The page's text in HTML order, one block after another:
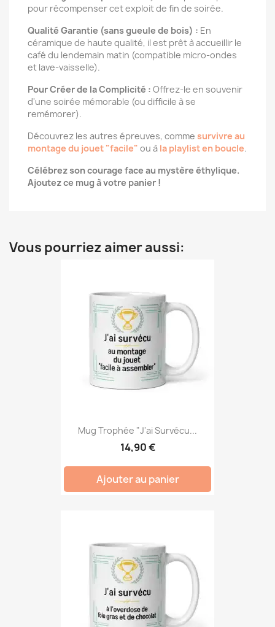
pour récompenser cet exploit de fin de soirée.
Qualité Garantie (sans gueule de bois) : En
céramique de haute qualité, il est prêt à accueillir le
café du lendemain matin (compatible micro-ondes
et lave-vaisselle).
Pour Créer de la Complicité : Offrez-le en souvenir
d'une soirée mémorable (ou difficile à se
remémorer).
Découvrez les autres épreuves, comme survivre au
montage du jouet "facile" ou à la playlist en boucle.
Célébrez son courage face au mystère éthylique.
Ajoutez ce mug à votre panier !
Vous pourriez aimer aussi:
Mug Trophée "J'ai Survécu...
14,90 €
Ajouter au panier